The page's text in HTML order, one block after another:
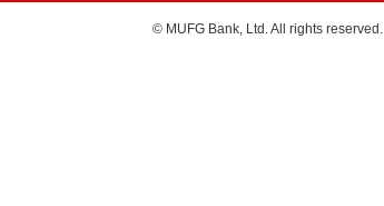
© MUFG Bank, Ltd. All rights reserved.